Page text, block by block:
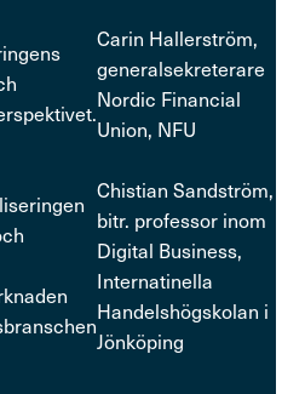
Carin Hallerström,
generalsekreterare
Nordic Financial
Union, NFU
Chistian Sandström,
bitr. professor inom
Digital Business,
Internatinella
Handelshögskolan i
Jönköping